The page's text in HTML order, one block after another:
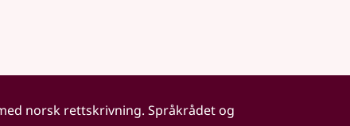
norsk rettskrivning. Språkrådet og